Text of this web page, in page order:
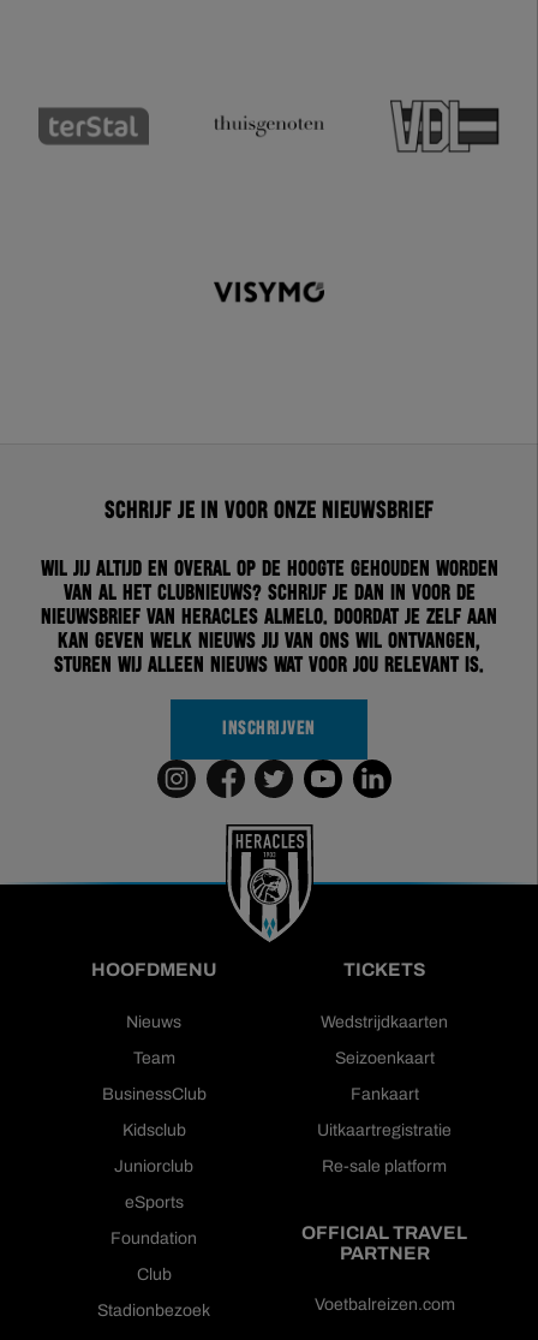
Schrijf je in voor onze nieuwsbrief
Wil jij altijd en overal op de hoogte gehouden worden
van al het clubnieuws? Schrijf je dan in voor de
nieuwsbrief van Heracles Almelo. Doordat je zelf aan
kan geven welk nieuws jij van ons wil ontvangen,
sturen wij alleen nieuws wat voor jou relevant is.
INSCHRIJVEN
HOOFDMENU
Nieuws
Team
BusinessClub
Kidsclub
Juniorclub
eSports
Foundation
Club
Stadionbezoek
TICKETS
Wedstrijdkaarten
Seizoenkaart
Fankaart
Uitkaartregistratie
Re-sale platform
OFFICIAL TRAVEL
PARTNER
Voetbalreizen.com